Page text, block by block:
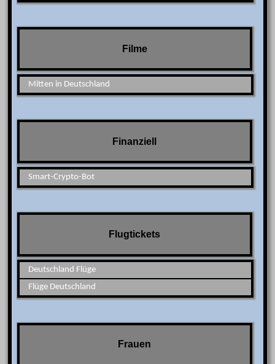
Filme
Mitten in Deutschland
Finanziell
Smart-Crypto-Bot
Flugtickets
Deutschland Flüge
Flüge Deutschland
Frauen